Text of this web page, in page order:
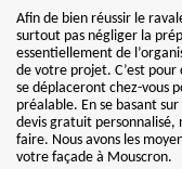
Afin de bien réussir le
surtout pas négliger la
essentiellement de
de votre projet. C’est pour
se déplaceront chez-vous
préalable. En se basant
devis gratuit personnalisé,
faire. Nous avons les
votre façade à Mouscron.